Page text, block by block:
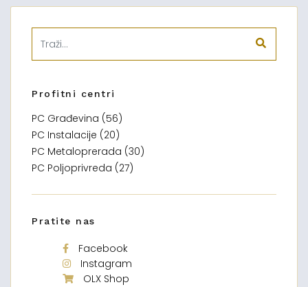
Profitni centri
PC Građevina (56)
PC Instalacije (20)
PC Metaloprerada (30)
PC Poljoprivreda (27)
Pratite nas
Facebook
Instagram
OLX Shop